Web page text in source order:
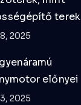
terek
2025
előnyei
2025